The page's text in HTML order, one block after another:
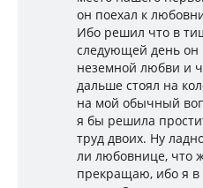
он поехал к
Ибо решил что в
следующей день он
неземной любви и
дальше стоял на
на мой обычный
я бы решила
труд двоих. Ну
ли любовнице, что
прекращаю, ибо я в